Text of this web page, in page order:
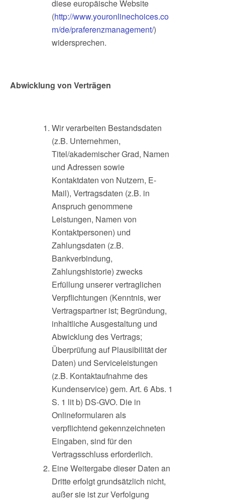
diese europäische Website
(http://www.youronlinechoices.co
m/de/praferenzmanagement/)
widersprechen.
Abwicklung von Verträgen
Wir verarbeiten Bestandsdaten
(z.B. Unternehmen,
Titel/akademischer Grad, Namen
und Adressen sowie
Kontaktdaten von Nutzern, E-
Mail), Vertragsdaten (z.B. in
Anspruch genommene
Leistungen, Namen von
Kontaktpersonen) und
Zahlungsdaten (z.B.
Bankverbindung,
Zahlungshistorie) zwecks
Erfüllung unserer vertraglichen
Verpflichtungen (Kenntnis, wer
Vertragspartner ist; Begründung,
inhaltliche Ausgestaltung und
Abwicklung des Vertrags;
Überprüfung auf Plausibilität der
Daten) und Serviceleistungen
(z.B. Kontaktaufnahme des
Kundenservice) gem. Art. 6 Abs. 1
S. 1 lit b) DS-GVO. Die in
Onlineformularen als
verpflichtend gekennzeichneten
Eingaben, sind für den
Vertragsschluss erforderlich.
Eine Weitergabe dieser Daten an
Dritte erfolgt grundsätzlich nicht,
außer sie ist zur Verfolgung